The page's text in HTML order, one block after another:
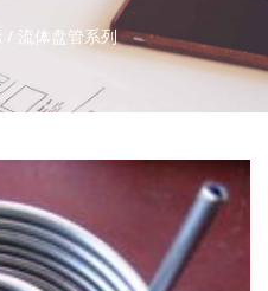
/ 流体盘管系列